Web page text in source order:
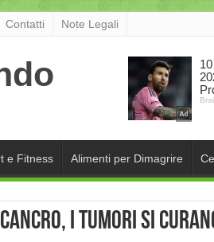
Contatti Note Legali
e Fitness Alimenti per Dimagrire
i tumori si